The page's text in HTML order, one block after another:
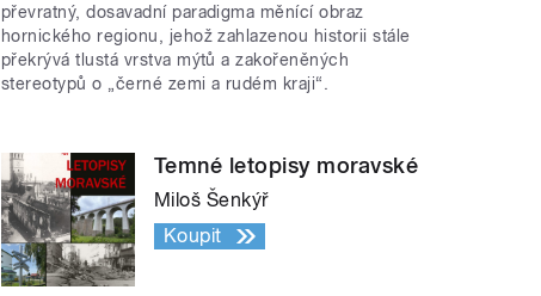
převratný, dosavadní paradigma měnící obraz
hornického regionu, jehož zahlazenou historii stále
překrývá tlustá vrstva mýtů a zakořeněných
stereotypů o „černé zemi a rudém kraji“.
Temné letopisy moravské
Miloš Šenkýř
Koupit